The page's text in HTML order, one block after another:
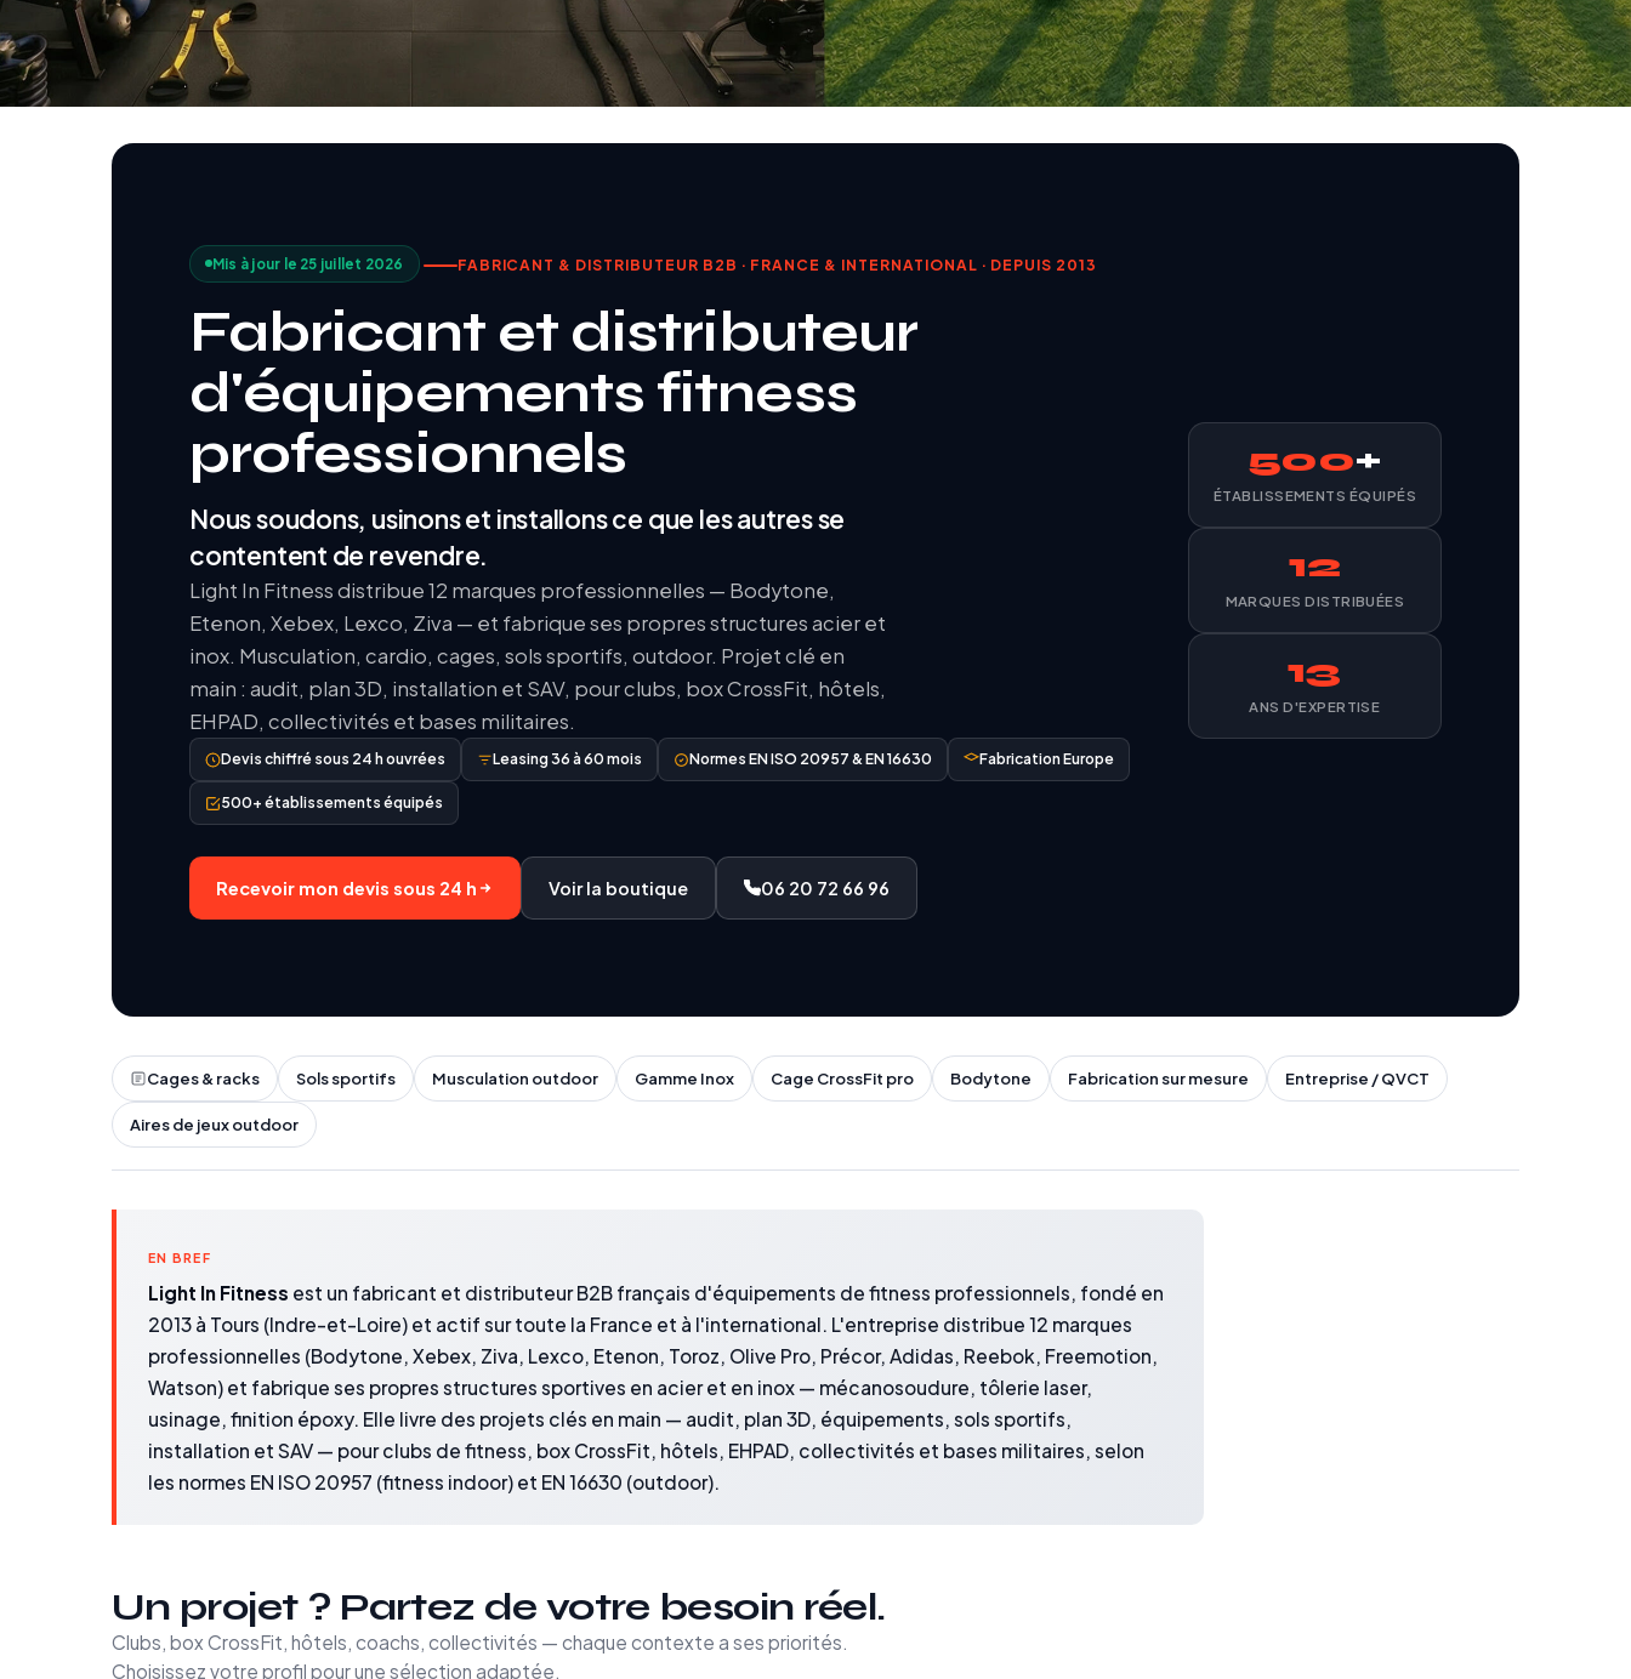
Mis à jour le 25 juillet 2026 FABRICANT & DISTRIBUTEUR B2B · FRANCE & INTERNATIONAL · DEPUIS 2013
Fabricant et distributeur
d'équipements fitness
professionnels
Nous soudons, usinons et installons ce que les autres se
contentent de revendre.
Light In Fitness distribue 12 marques professionnelles — Bodytone,
Etenon, Xebex, Lexco, Ziva — et fabrique ses propres structures acier et
inox. Musculation, cardio, cages, sols sportifs, outdoor. Projet clé en
main : audit, plan 3D, installation et SAV, pour clubs, box CrossFit, hôtels,
EHPAD, collectivités et bases militaires.
Devis chiffré sous 24 h ouvrées Leasing 36 à 60 mois Normes EN ISO 20957 & EN 16630 Fabrication Europe
500+ établissements équipés
Recevoir mon devis sous 24 h Voir la boutique 06 20 72 66 96
500+
ÉTABLISSEMENTS ÉQUIPÉS
12
MARQUES DISTRIBUÉES
13
ANS D'EXPERTISE
Cages & racks Sols sportifs Musculation outdoor Gamme Inox Cage CrossFit pro Bodytone Fabrication sur mesure Entreprise / QVCT
Aires de jeux outdoor
EN BREF
Light In Fitness est un fabricant et distributeur B2B français d'équipements de fitness professionnels, fondé en
2013 à Tours (Indre-et-Loire) et actif sur toute la France et à l'international. L'entreprise distribue 12 marques
professionnelles (Bodytone, Xebex, Ziva, Lexco, Etenon, Toroz, Olive Pro, Précor, Adidas, Reebok, Freemotion,
Watson) et fabrique ses propres structures sportives en acier et en inox — mécanosoudure, tôlerie laser,
usinage, finition époxy. Elle livre des projets clés en main — audit, plan 3D, équipements, sols sportifs,
installation et SAV — pour clubs de fitness, box CrossFit, hôtels, EHPAD, collectivités et bases militaires, selon
les normes EN ISO 20957 (fitness indoor) et EN 16630 (outdoor).
Un projet ? Partez de votre besoin réel.
Clubs, box CrossFit, hôtels, coachs, collectivités — chaque contexte a ses priorités.
Choisissez votre profil pour une sélection adaptée.